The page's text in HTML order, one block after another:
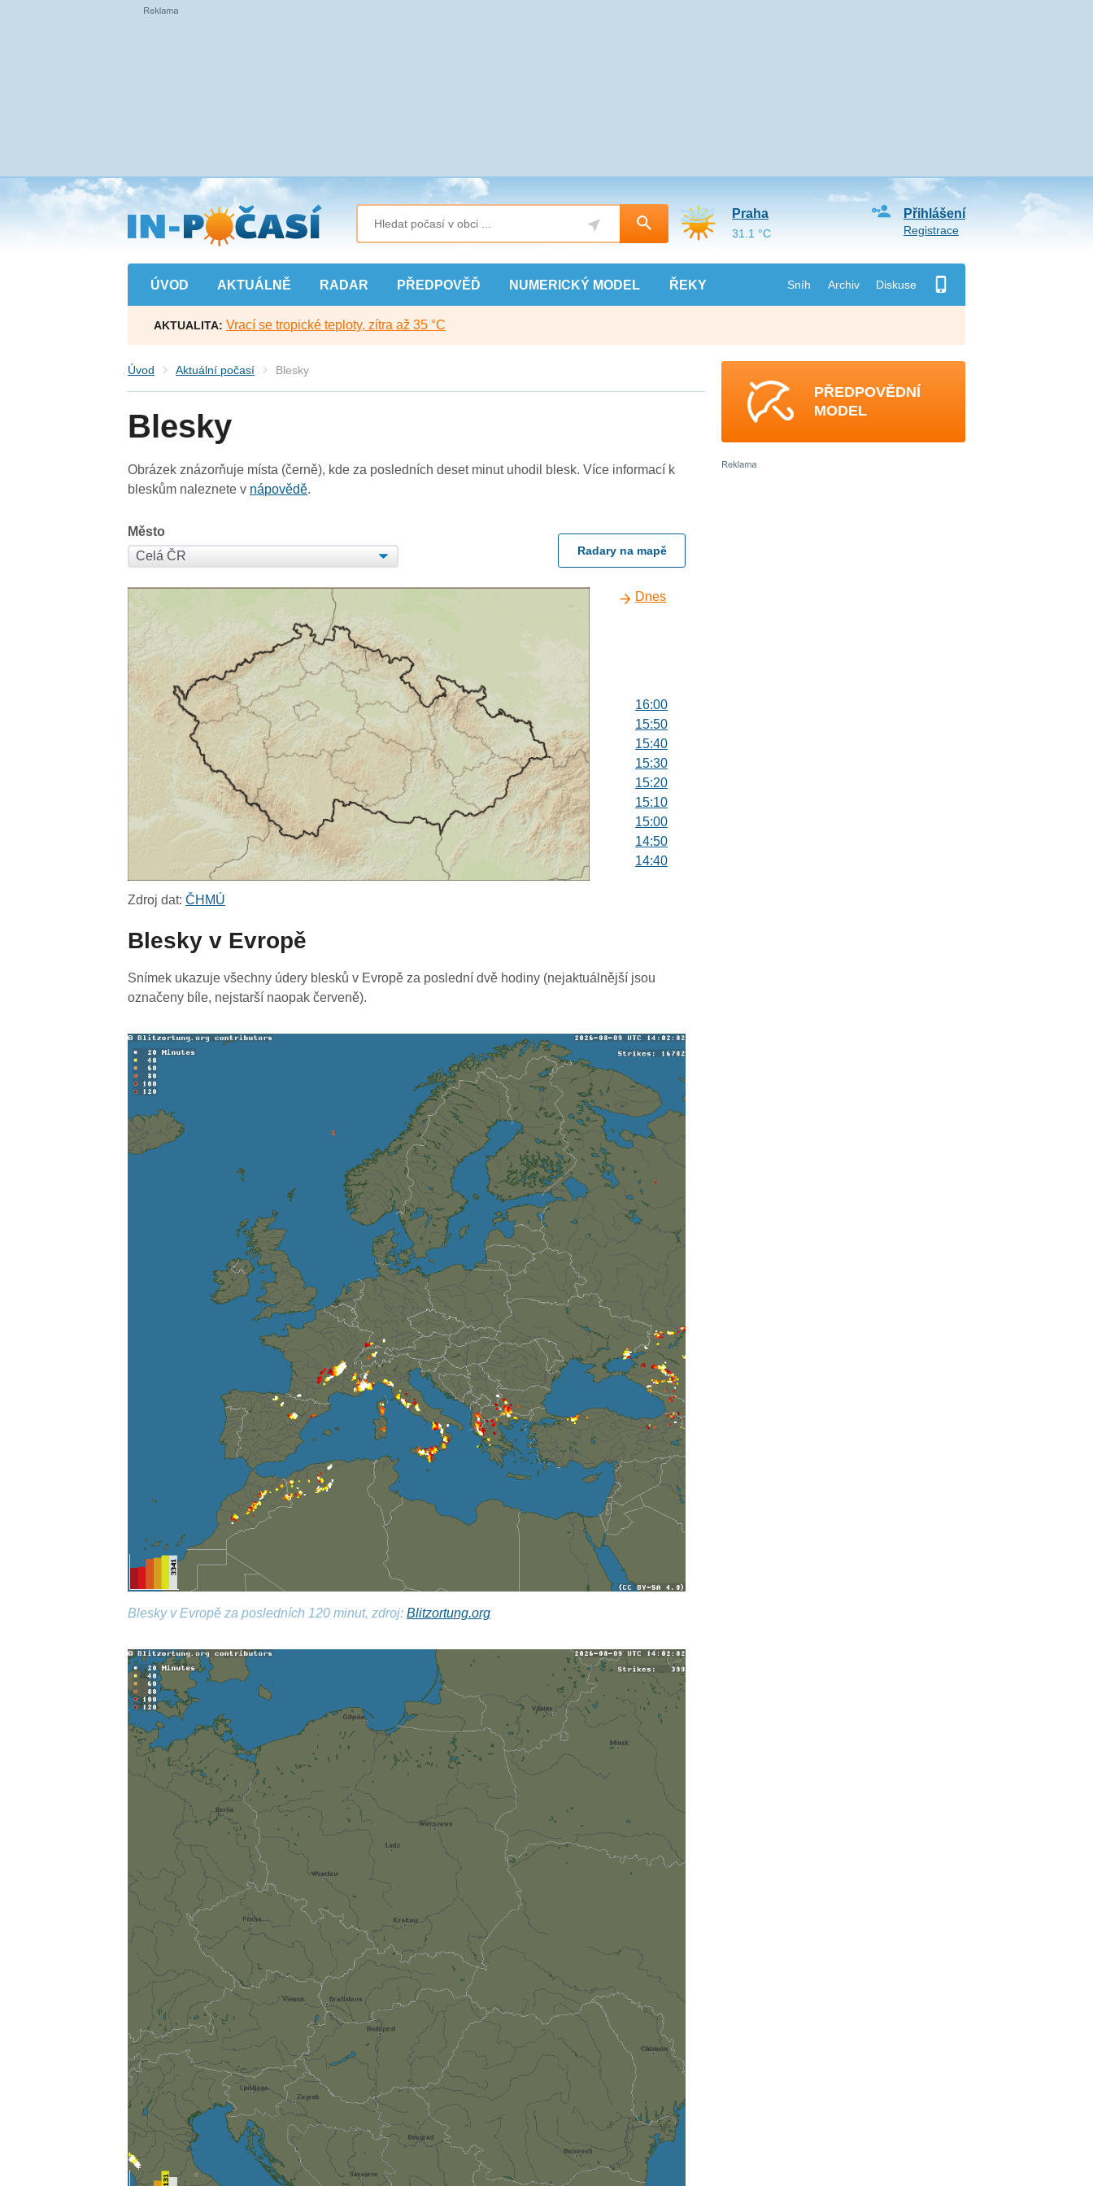
Přejít
na
hlavní
obsah
ÚVOD AKTUÁLNĚ RADAR PŘEDPOVĚĎ NUMERICKÝ MODEL ŘEKY Sníh Archiv Diskuse
Přihlášení
Registrace
Praha
31.1 °C
AKTUALITA: Vrací se tropické teploty, zítra až 35 °C
Úvod Aktuální počasí Blesky
Blesky
Obrázek znázorňuje místa (černě), kde za posledních deset minut uhodil blesk. Více informací k
bleskům naleznete v nápovědě.
Město
Radary na mapě
Dnes
16:00
15:50
15:40
15:30
15:20
15:10
15:00
14:50
14:40
13:40
13:10
13:00
Zdroj dat:ČHMÚ
Blesky v Evropě
Snímek ukazuje všechny údery blesků v Evropě za poslední dvě hodiny (nejaktuálnější jsou
označeny bíle, nejstarší naopak červeně).
Blesky v Evropě za posledních 120 minut, zdroj:Blitzortung.org
PŘEDPOVĚDNÍ
MODEL